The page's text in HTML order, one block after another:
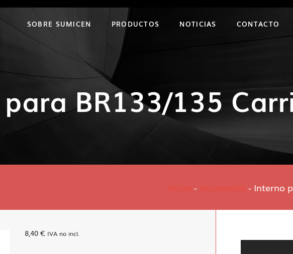
SOBRE SUMICEN PRODUCTOS NOTICIAS CONTACTO
BR133/135
- - Interno
8,40 € IVA no incl.